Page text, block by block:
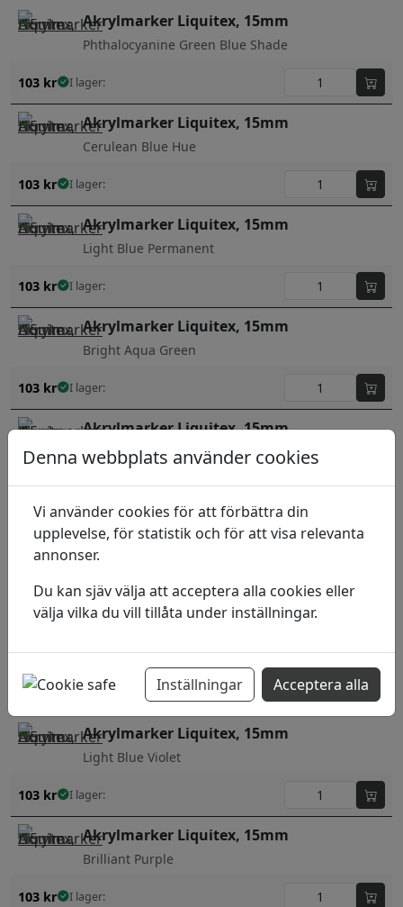
Akrylmarker Liquitex, 15mm
Phthalocyanine Green Blue Shade
103 kr I lager:
Akrylmarker Liquitex, 15mm
Cerulean Blue Hue
103 kr I lager:
Akrylmarker Liquitex, 15mm
Light Blue Permanent
103 kr I lager:
Akrylmarker Liquitex, 15mm
Bright Aqua Green
103 kr I lager:
Akrylmarker Liquitex, 15mm
Phthalocyanine Blue Green Shade
103kr I lager:
Akrylmarker Liquitex, 15mm
Brilliant Blue
103kr I lager:
Prussian Blue Hue
103kr I lager:
Akrylmarker Liquitex, 15mm
Light Blue Violet
103 kr I lager:
Akrylmarker Liquitex, 15mm
Brilliant Purple
103 kr I lager:
Denna webbplats använder cookies
Vi använder cookies för att förbättra din
upplevelse, för statistik och för att visa relevanta
annonser.
Du kan sjäv välja att acceptera alla cookies eller
välja vilka du vill tillåta under inställningar.
Inställningar Acceptera alla